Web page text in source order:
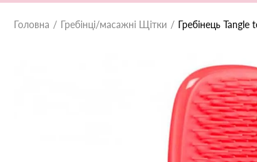
Головна Гребінці/масажні Щітки Гребінець Tangle